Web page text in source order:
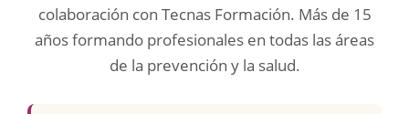
colaboración con Tecnas Formación. Más de 15
años formando profesionales en todas las áreas
de la prevención y la salud.